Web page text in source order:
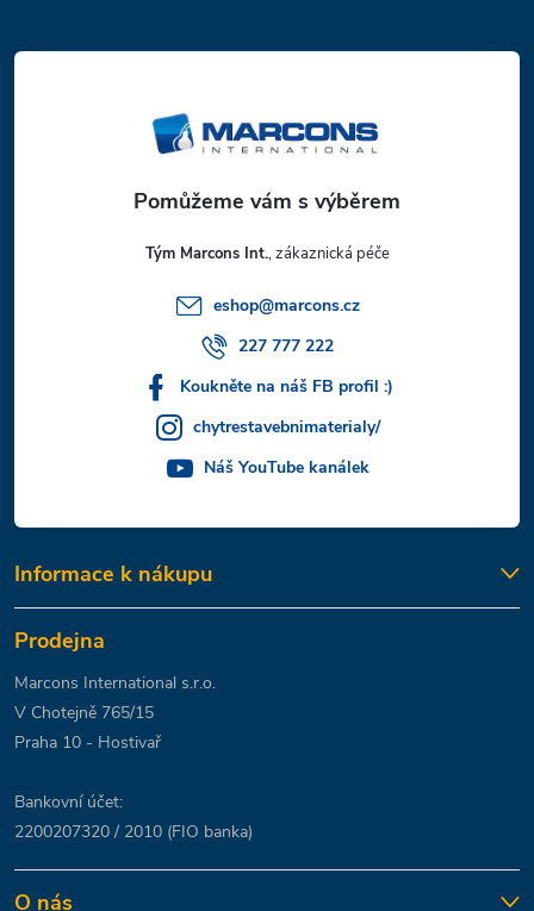
á
Tým Marcons Int.
eshop@marcons.cz
227 777 222
Koukněte na náš FB profil :)
chytrestavebnimaterialy/
Náš YouTube kanálek
Informace k nákupu
Prodejna
Marcons International s.r.o.
V Chotejně 765/15
Praha 10 - Hostivař
Bankovní účet:
2200207320 / 2010 (FIO banka)
O nás